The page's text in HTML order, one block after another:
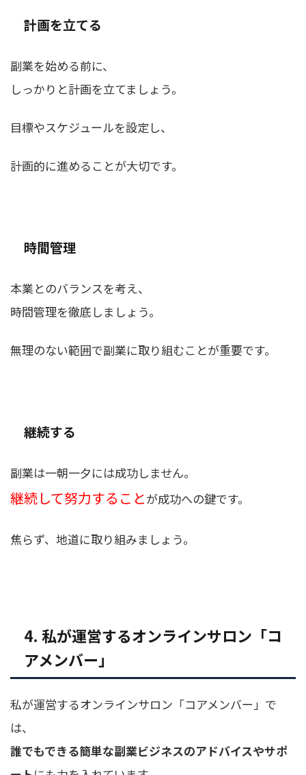
計画を立てる
副業を始める前に、
しっかりと計画を立てましょう。
目標やスケジュールを設定し、
計画的に進めることが大切です。
時間管理
本業とのバランスを考え、
時間管理を徹底しましょう。
無理のない範囲で副業に取り組むことが重要です。
継続する
副業は一朝一夕には成功しません。
継続して努力することが成功への鍵です。
焦らず、地道に取り組みましょう。
4. 私が運営するオンラインサロン「コ
アメンバー」
私が運営するオンラインサロン「コアメンバー」で
は、
誰でもできる簡単な副業ビジネスのアドバイスやサポ